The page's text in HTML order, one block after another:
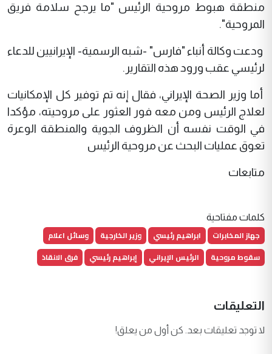
منطقة هبوط مروحية الرئيس "ما يرجح سلامة فريق
المروحية".
ودعت وكالة أنباء "فارس" -شبه الرسمية- الإيرانيين للدعاء
لرئيسي عقب ورود هذه التقارير.
أما وزير الصحة الإيراني، فقال إنه تم توفير كل الإمكانيات
لعلاج الرئيس ومن معه فور العثور على مروحيته، مؤكدا
في الوقت نفسه أن الظروف الجوية والمنطقة الوعرة
تعوق عمليات البحث عن مروحية الرئيس
متابعات
كلمات مفتاحية
جهاز المخابرات ابراهيم رئيسي وزير الخارجية
وسائل اعلام
سقوط مروحية
الرئيس الإيراني إبراهيم رئيسي فرق الانقاذ
التعليقات
لا توجد تعليقات بعد. كن أول من يعلق!